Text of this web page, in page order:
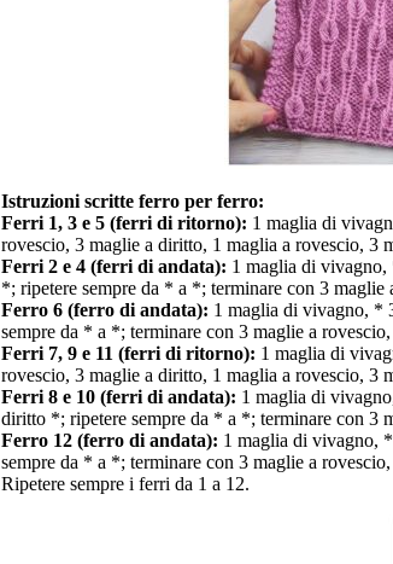
Istruzioni scritte ferro per ferro:
Ferri 1, 3 e 5 (ferri di ritorno): 1 maglia di
rovescio, 3 maglie a diritto, 1 maglia a rovescio, 3
Ferri 2 e 4 (ferri di andata): 1 maglia di vivagno,
*; ripetere sempre da * a *; terminare con 3
Ferro 6 (ferro di andata): 1 maglia di vivagno, *
sempre da * a *; terminare con 3 maglie a
Ferri 7, 9 e 11 (ferri di ritorno): 1 maglia di
rovescio, 3 maglie a diritto, 1 maglia a rovescio, 3
Ferri 8 e 10 (ferri di andata): 1 maglia di
diritto *; ripetere sempre da * a *; terminare con 3
Ferro 12 (ferro di andata): 1 maglia di vivagno,
sempre da * a *; terminare con 3 maglie a
Ripetere sempre i ferri da 1 a 12.